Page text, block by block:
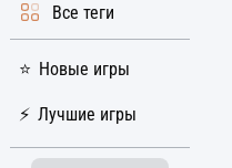
Все теги
Новые игры
Лучшие игры